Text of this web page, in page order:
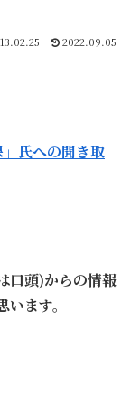
2022.09.05
氏への聞き取
口頭)からの情報
ます。